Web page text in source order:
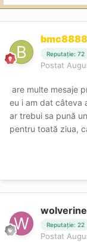
bmc8888
Reputație: 72
Postat
are multe mesaje
eu i am dat câteva
ar trebui sa pună
pentru toată ziua,
wolverine
Reputație: 22
Postat